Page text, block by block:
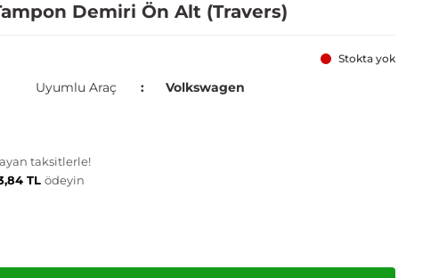
Demiri Ön Alt (Travers)
Stokta yok
Uyumlu Araç Volkswagen
taksitlerle!
TL ödeyin